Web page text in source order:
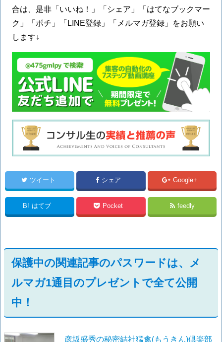
合は、是非「いいね！」「シェア」「はてなブックマー
ク」「ポチ」「LINE登録」「メルマガ登録」をお願い
します↓
ツイート シェア Google+
B! はてブ Pocket feedly
保護中の関連記事のパスワードは、メ
ルマガ1通目のプレゼントで全て公開
中！
彦坂盛秀の秘密結社猛禽(もうきん)倶楽部